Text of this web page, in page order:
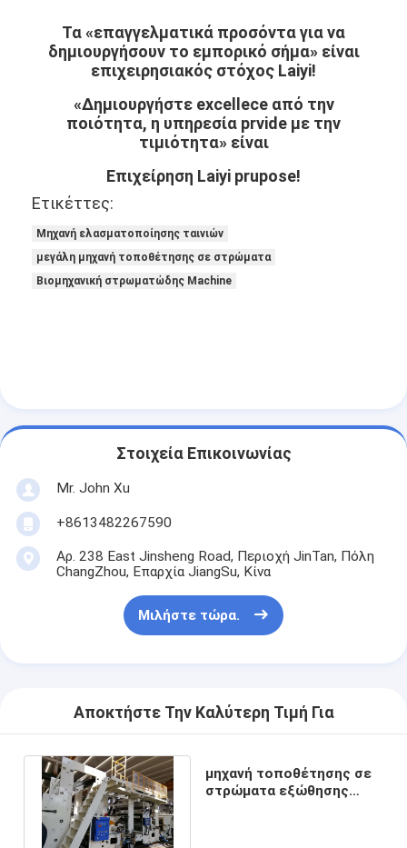
Τα «επαγγελματικά προσόντα για να
δημιουργήσουν το εμπορικό σήμα» είναι
επιχειρησιακός στόχος Laiyi!
«Δημιουργήστε excellece από την
ποιότητα, η υπηρεσία prvide με την
τιμιότητα» είναι
Επιχείρηση Laiyi prupose!
Ετικέττες:
Μηχανή ελασματοποίησης ταινιών
μεγάλη μηχανή τοποθέτησης σε στρώματα
Βιομηχανική στρωματώδης Machine
Στοιχεία Επικοινωνίας
Mr. John Xu
+8613482267590
Αρ. 238 East Jinsheng Road, Περιοχή JinTan, Πόλη
ChangZhou, Επαρχία JiangSu, Κίνα
Μιλήστε τώρα.
Αποκτήστε Την Καλύτερη Τιμή Για
μηχανή τοποθέτησης σε
στρώματα εξώθησης